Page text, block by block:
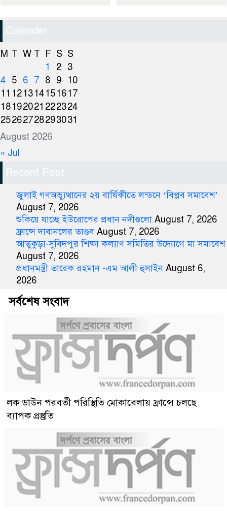
Calender
August 2026
M T W T F S S
1
2 3
4 5 6 7 8 9
10
11 121314151617
18192021 222324
25262728293031
« Jul
Recent Post
জুলাই গণঅভ্যুত্থানের ২য় বার্ষিকীতে লন্ডনে ‘বিপ্লব সমাবেশ’
August 7, 2026
শুকিয়ে যাচ্ছে ইউরোপের প্রধান নদীগুলো August 7, 2026
ফ্রান্সে দাবানলের তাণ্ডব August 7, 2026
আতুকুড়া-সুবিদপুর শিক্ষা কল্যাণ সমিতির উদ্যোগে মা সমাবেশ
August 7, 2026
প্রধানমন্ত্রী তারেক রহমান -এম আলী হুসাইন August 6,
2026
সর্বশেষ সংবাদ
লক ডাউন পরবর্তী পরিস্থিতি মোকাবেলায় ফ্রান্সে চলছে
ব্যাপক প্রস্তুতি